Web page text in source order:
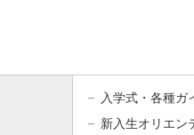
入学式・各種ガ
新入生オリエン